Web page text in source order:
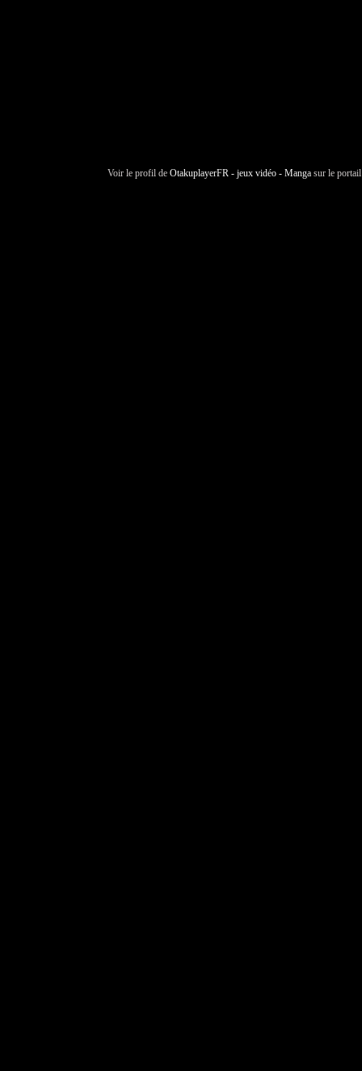
Voir le profil de OtakuplayerFR - jeux vidéo - Manga sur le